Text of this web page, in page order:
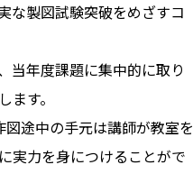
な製図試験突破をめざすコ
当年度課題に集中的に取り
す。
途中の手元は講師が教室を
実力を身につけることがで